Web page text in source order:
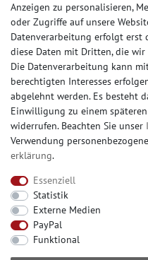
© Copyright
Anzeigen zu personalisieren,
oder Zugriffe auf unsere
Datenverarbeitung erfolgt erst
diese Daten mit Dritten, die
Die Datenverarbeitung kann
berechtigten Interesses
abgelehnt werden. Es besteht
Einwilligung zu einem
widerrufen. Beachten Sie unser
Verwendung
erklärung.
Essenziell
Statistik
Externe Medien
PayPal
Funktional